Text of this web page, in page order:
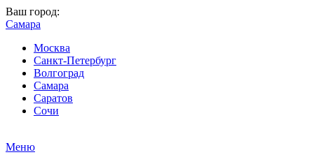
Ваш город:
Самара
Москва
Санкт-Петербург
Волгоград
Самара
Саратов
Сочи
Меню